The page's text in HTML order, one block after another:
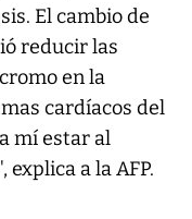
El cambio de
reducir las
en la
cardíacos del
mí estar al
a la AFP.